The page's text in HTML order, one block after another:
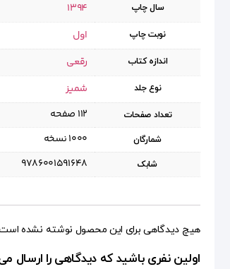
سال چاپ 1394
نوبت چاپ اول
اندازه کتاب رقعی
نوع جلد شمیز
تعداد صفحات ۱۱۲ صفحه
شمارگان ۱۰۰۰ نسخه
شابک 9786001591648
هیچ دیدگاهی برای این محصول نوشته نشده
اولین نفری باشید که دیدگاهی را ارسال می کنید